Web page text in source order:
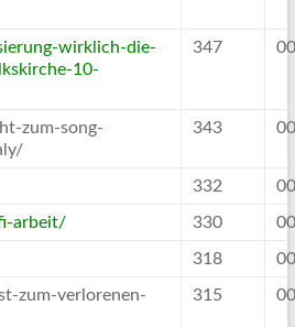
wirklich-die-
10-
347
zum-song-
343
332
arbeit/ 330
318
zum-verlorenen-
315